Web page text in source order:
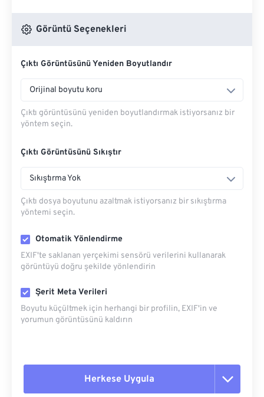
OneDrive'dan
Url'den
Görüntü Seçenekleri
Çıktı Görüntüsünü Yeniden Boyutlandır
Orijinal boyutu koru
Çıktı görüntüsünü yeniden boyutlandırmak istiyorsanız bir
yöntem seçin.
Çıktı Görüntüsünü Sıkıştır
Sıkıştırma Yok
Çıktı dosya boyutunu azaltmak istiyorsanız bir sıkıştırma
yöntemi seçin.
Otomatik Yönlendirme
EXIF'te saklanan yerçekimi sensörü verilerini kullanarak
görüntüyü doğru şekilde yönlendirin
Şerit Meta Verileri
Boyutu küçültmek için herhangi bir profilin, EXIF'in ve
yorumun görüntüsünü kaldırın
Herkese Uygula